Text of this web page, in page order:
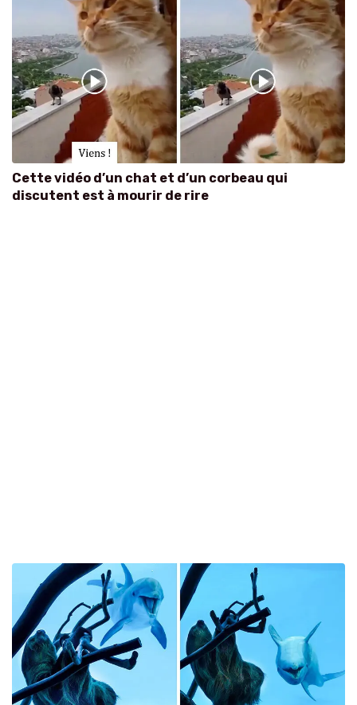
Cette vidéo d’un chat et d’un corbeau qui
discutent est à mourir de rire